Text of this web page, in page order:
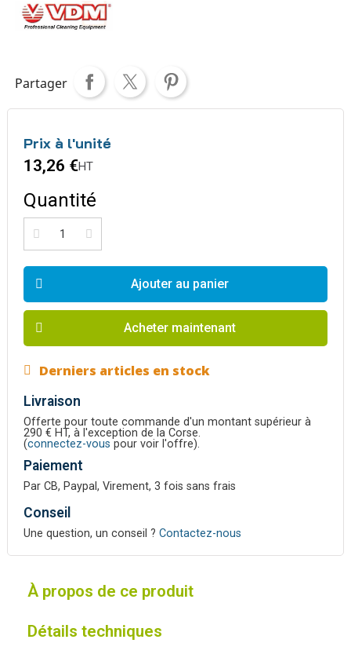
Partager
Prix à l'unité
13,26 €HT
Quantité
Ajouter au panier
Acheter maintenant
Derniers articles en stock
Livraison
Offerte pour toute commande d'un montant supérieur à
290 € HT, à l'exception de la Corse.
(connectez-vous pour voir l'offre).
Paiement
Par CB, Paypal, Virement, 3 fois sans frais
Conseil
Une question, un conseil ? Contactez-nous
À propos de ce produit
Détails techniques